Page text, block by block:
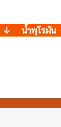
น้ำพุโรมัน